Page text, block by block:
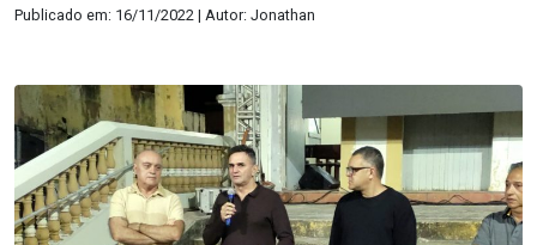
Publicado em: 16/11/2022 | Autor: Jonathan